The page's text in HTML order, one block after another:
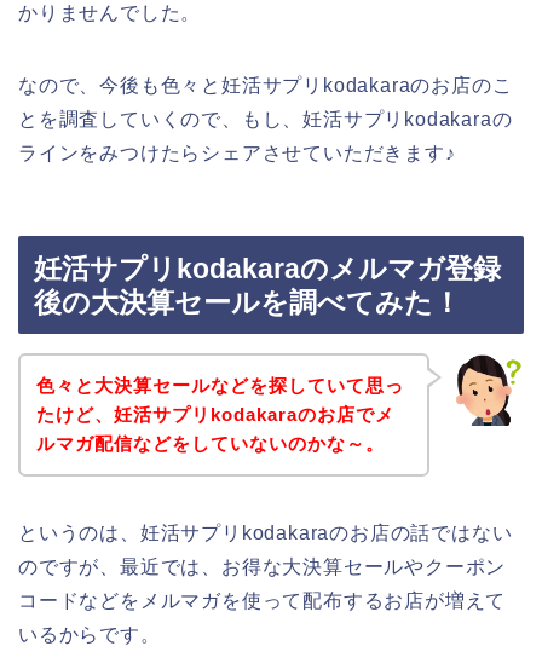
かりませんでした。
なので、今後も色々と妊活サプリkodakaraのお店のこ
とを調査していくので、もし、妊活サプリkodakaraの
ラインをみつけたらシェアさせていただきます♪
妊活サプリkodakaraのメルマガ登録
後の大決算セールを調べてみた！
色々と大決算セールなどを探していて思っ
たけど、妊活サプリkodakaraのお店でメ
ルマガ配信などをしていないのかな～。
というのは、妊活サプリkodakaraのお店の話ではない
のですが、最近では、お得な大決算セールやクーポン
コードなどをメルマガを使って配布するお店が増えて
いるからです。